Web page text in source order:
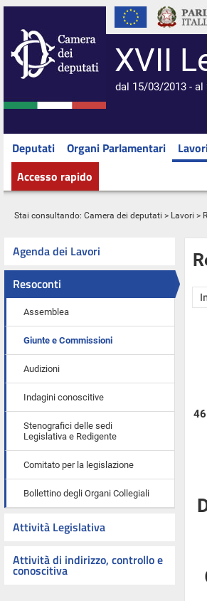
XVII
dal 15/03/2013 -
Deputati Organi Parlamentari
Accesso rapido
Stai consultando: Camera dei deputati > Lavori >
Agenda dei Lavori
Resoconti
Assemblea
Giunte e Commissioni
Audizioni
Indagini conoscitive
Stenografici delle sedi
Legislativa e Redigente
Comitato per la legislazione
Bollettino degli Organi Collegiali
Attività Legislativa
Attività di indirizzo, controllo e
conoscitiva